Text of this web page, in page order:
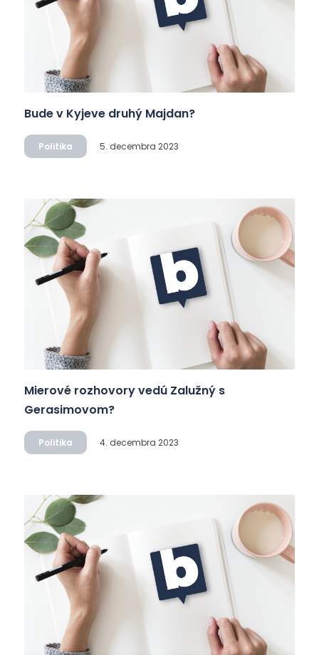
Bude v Kyjeve druhý Majdan?
Politika 5. decembra 2023
Mierové rozhovory vedú Zalužný s
Gerasimovom?
Politika 4. decembra 2023